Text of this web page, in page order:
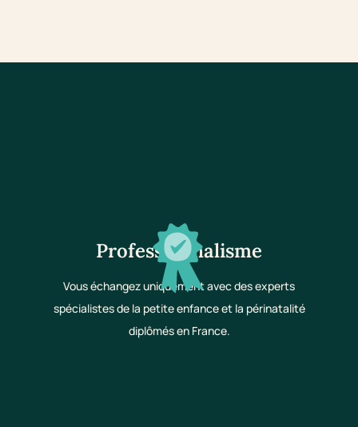
Professionnalisme
Vous échangez uniquement avec des experts
spécialistes de la petite enfance et la périnatalité
diplômés en France.